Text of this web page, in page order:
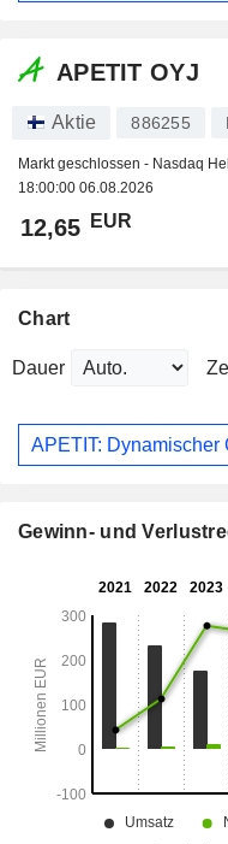
APETIT OYJ
Aktie 886255
Markt geschlossen - Nasdaq
18:00:00 06.08.2026
12,65 EUR
Chart
Dauer
APETIT: Dynamischer
Gewinn- und